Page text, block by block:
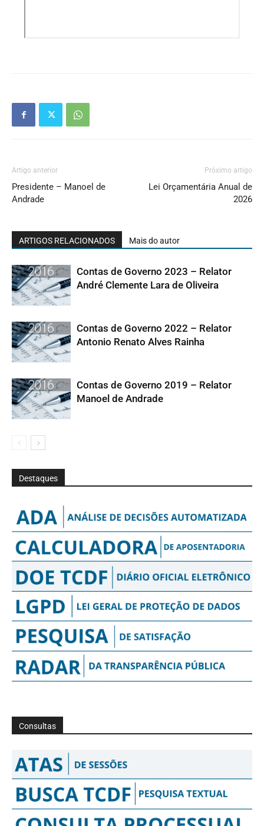
Artigo anterior
Presidente – Manoel de
Andrade
Próximo artigo
Lei Orçamentária Anual de
2026
ARTIGOS RELACIONADOS Mais do autor
Contas de Governo 2023 – Relator
André Clemente Lara de Oliveira
Contas de Governo 2022 – Relator
Antonio Renato Alves Rainha
Contas de Governo 2019 – Relator
Manoel de Andrade
Destaques
Consultas